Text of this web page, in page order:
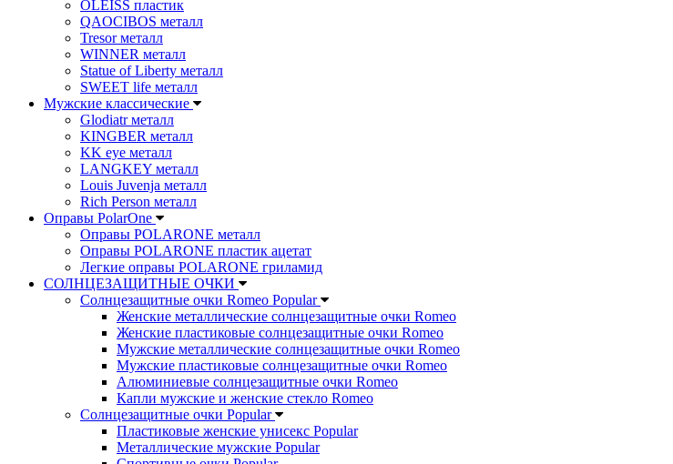
OLEISS пластик
QAOCIBOS металл
Tresor металл
WINNER металл
Statue of Liberty металл
SWEET life металл
Мужские классические
Glodiatr металл
KINGBER металл
KK eye металл
LANGKEY металл
Louis Juvenja металл
Rich Person металл
Оправы PolarOne
Оправы POLARONE металл
Оправы POLARONE пластик ацетат
Легкие оправы POLARONE гриламид
СОЛНЦЕЗАЩИТНЫЕ ОЧКИ
Солнцезащитные очки Romeo Popular
Женские металлические солнцезащитные очки Romeo
Женские пластиковые солнцезащитные очки Romeo
Мужские металлические солнцезащитные очки Romeo
Мужские пластиковые солнцезащитные очки Romeo
Алюминиевые солнцезащитные очки Romeo
Капли мужские и женские стекло Romeo
Солнцезащитные очки Popular
Пластиковые женские унисекс Popular
Металлические мужские Popular